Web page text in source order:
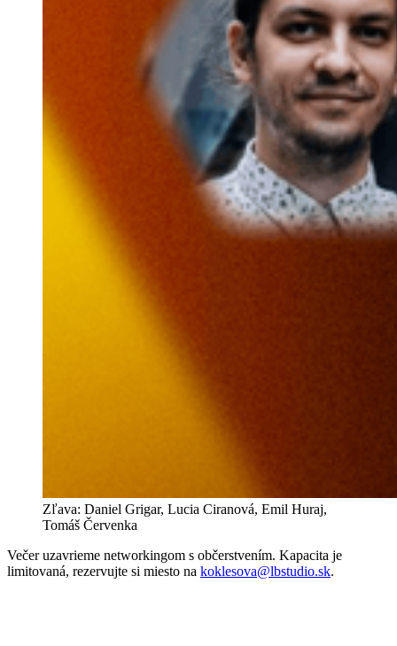
Zľava: Daniel Grigar, Lucia Ciranová, Emil Huraj,
Tomáš Červenka
‌Večer uzavrieme networkingom s občerstvením. Kapacita je
limitovaná, rezervujte si miesto na koklesova@lbstudio.sk.‌